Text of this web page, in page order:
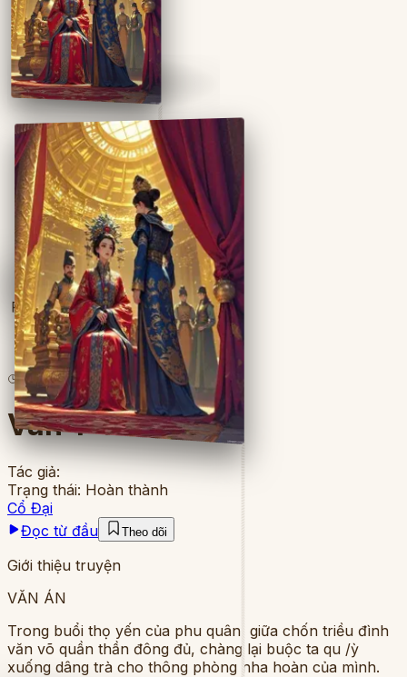
Full
5lượt đọc · chương
Vãn Ý Tân Sinh
Tác giả:
Trạng thái: Hoàn thành
Cổ Đại
Đọc từ đầu
Theo dõi
Giới thiệu truyện
VĂN ÁN
Trong buổi thọ yến của phu quân, giữa chốn triều đình
văn võ quần thần đông đủ, chàng lại buộc ta qu /ỳ
xuống dâng trà cho thông phòng nha hoàn của mình.